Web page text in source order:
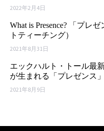
2022年2月4日
What is Presence? 「プレ
トティーチング）
2021年8月31日
エックハルト・トール最
が生まれる「プレゼンス
2021年8月9日